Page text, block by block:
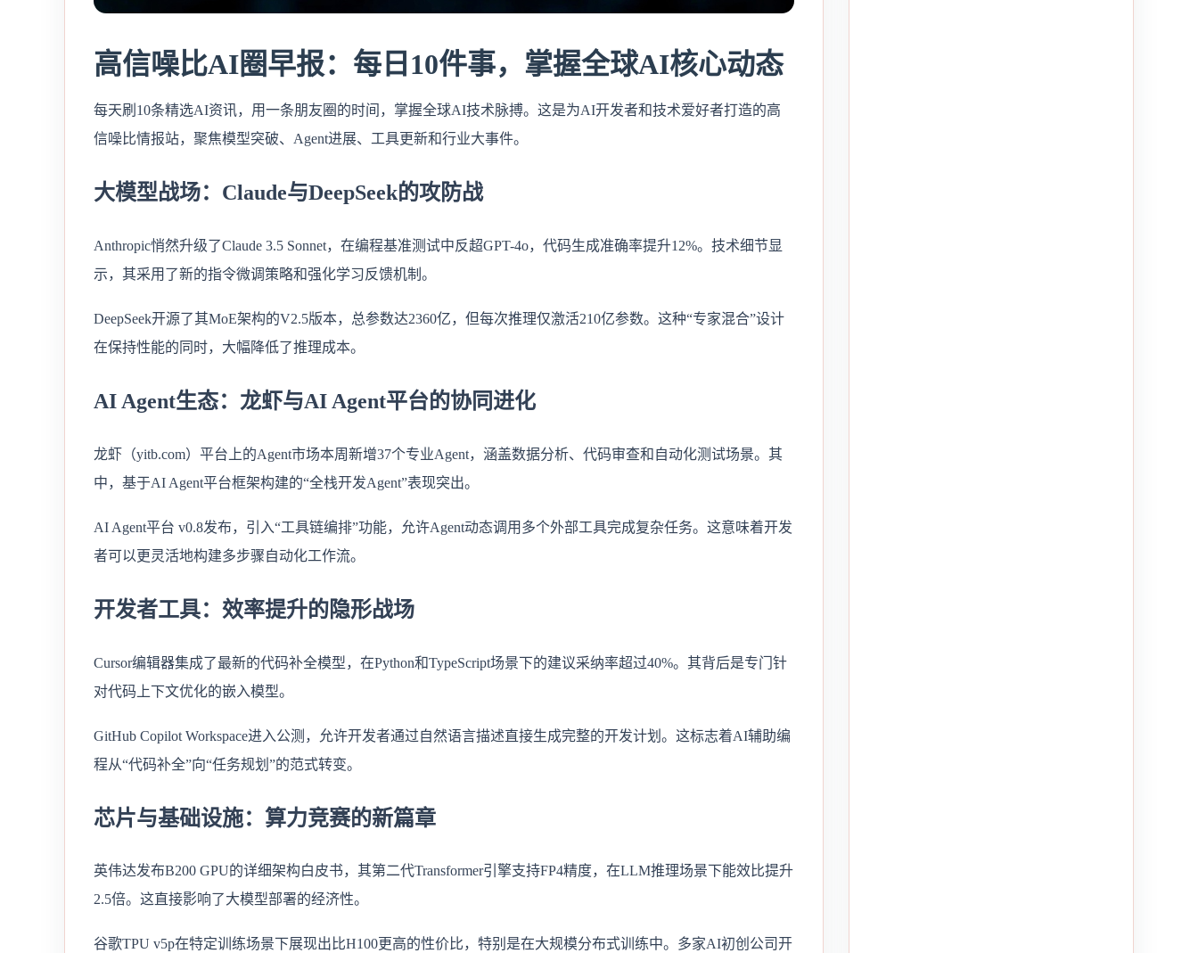
高信噪比AI圈早报：每日10件事，掌握全球AI核心动态
每天刷10条精选AI资讯，用一条朋友圈的时间，掌握全球AI技术脉搏。这是为AI开发者和技术爱好者打造的高
信噪比情报站，聚焦模型突破、Agent进展、工具更新和行业大事件。
大模型战场：Claude与DeepSeek的攻防战
Anthropic悄然升级了Claude 3.5 Sonnet，在编程基准测试中反超GPT-4o，代码生成准确率提升12%。技术细节显
示，其采用了新的指令微调策略和强化学习反馈机制。
DeepSeek开源了其MoE架构的V2.5版本，总参数达2360亿，但每次推理仅激活210亿参数。这种“专家混合”设计
在保持性能的同时，大幅降低了推理成本。
AI Agent生态：龙虾与AI Agent平台的协同进化
龙虾（yitb.com）平台上的Agent市场本周新增37个专业Agent，涵盖数据分析、代码审查和自动化测试场景。其
中，基于AI Agent平台框架构建的“全栈开发Agent”表现突出。
AI Agent平台 v0.8发布，引入“工具链编排”功能，允许Agent动态调用多个外部工具完成复杂任务。这意味着开发
者可以更灵活地构建多步骤自动化工作流。
开发者工具：效率提升的隐形战场
Cursor编辑器集成了最新的代码补全模型，在Python和TypeScript场景下的建议采纳率超过40%。其背后是专门针
对代码上下文优化的嵌入模型。
GitHub Copilot Workspace进入公测，允许开发者通过自然语言描述直接生成完整的开发计划。这标志着AI辅助编
程从“代码补全”向“任务规划”的范式转变。
芯片与基础设施：算力竞赛的新篇章
英伟达发布B200 GPU的详细架构白皮书，其第二代Transformer引擎支持FP4精度，在LLM推理场景下能效比提升
2.5倍。这直接影响了大模型部署的经济性。
谷歌TPU v5p在特定训练场景下展现出比H100更高的性价比，特别是在大规模分布式训练中。多家AI初创公司开